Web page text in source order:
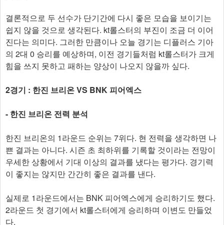
결론적으로 두 선수가 단기간에 다시 좋은 모습을 보이기는
쉽지 않을 것으로 생각된다. kt롤스터의 부진이 조금 더 이어
진다는 의미다. 그러한 만큼이나 오늘 경기는 디플러스 기아
의 2대 0 승리를 예상하며, 이전 경기들처럼 kt롤스터가 크게
힘을 쓰지 못하고 패하는 양상이 나오지 않을까 싶다.
2경기 : 한진 브리온 VS BNK 피어엑스
- 한진 브리온 전력 분석
한진 브리온의 1라운드 순위는 7위다. 현 전력을 생각하면 나
쁜 결과는 아니다. 시즌 초 최하위를 기록할 것이라는 전망이
우세한 상황에서 기대 이상의 결과를 냈다는 평가다. 경기력
이 좋지는 않지만 간간히 좋은 결과를 낸다.
실제로 1라운드에서는 BNK 피어엑스에게 승리하기도 했다.
2라운드 첫 경기에서 kt롤스터에게 승리하며 이변도 만들었
다.